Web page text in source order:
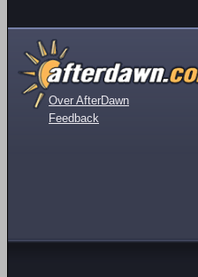
Over AfterDawn
Feedback